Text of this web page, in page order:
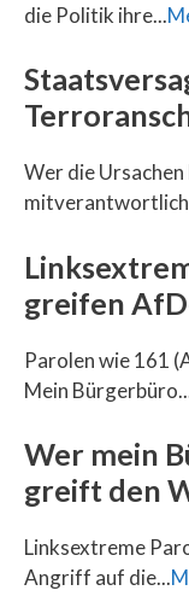
die Politik ihre...
Wer die
mitverantwortlich
greifen
Parolen wie 161
Mein
Wer mein
greift den
Linksextreme
Angriff auf die...